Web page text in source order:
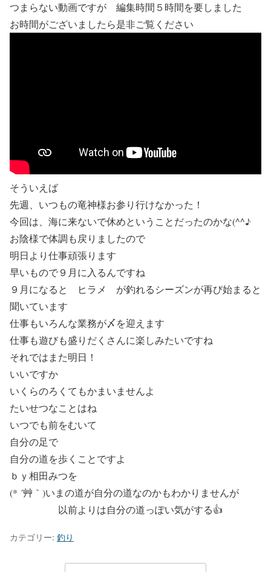
つまらない動画ですが 編集時間５時間を要しました
お時間がございましたら是非ご覧ください
そういえば
先週、いつもの竜神様お参り行けなかった！
今回は、海に来ないで休めということだったのかな(^^♪
お陰様で体調も戻りましたので
明日より仕事頑張ります
早いもので９月に入るんですね
９月になると ヒラメ が釣れるシーズンが再び始まると
聞いています
仕事もいろんな業務が〆を迎えます
仕事も遊びも盛りだくさんに楽しみたいですね
それではまた明日！
いいですか
いくらのろくてもかまいませんよ
たいせつなことはね
いつでも前をむいて
自分の足で
自分の道を歩くことですよ
ｂｙ相田みつを
(* ´艸｀)いまの道が自分の道なのかもわかりませんが
以前よりは自分の道っぽい気がする👍
カテゴリー: 釣り